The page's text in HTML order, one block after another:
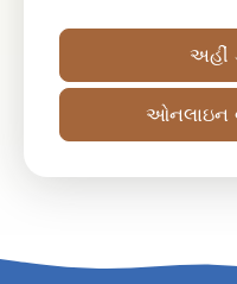
અહીં
ઓનલાઇન